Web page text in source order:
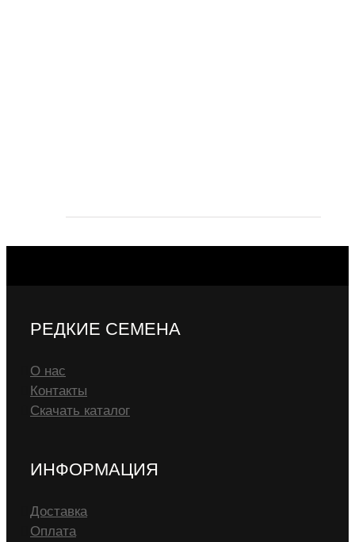
РЕДКИЕ СЕМЕНА
О нас
Контакты
Скачать каталог
ИНФОРМАЦИЯ
Доставка
Оплата